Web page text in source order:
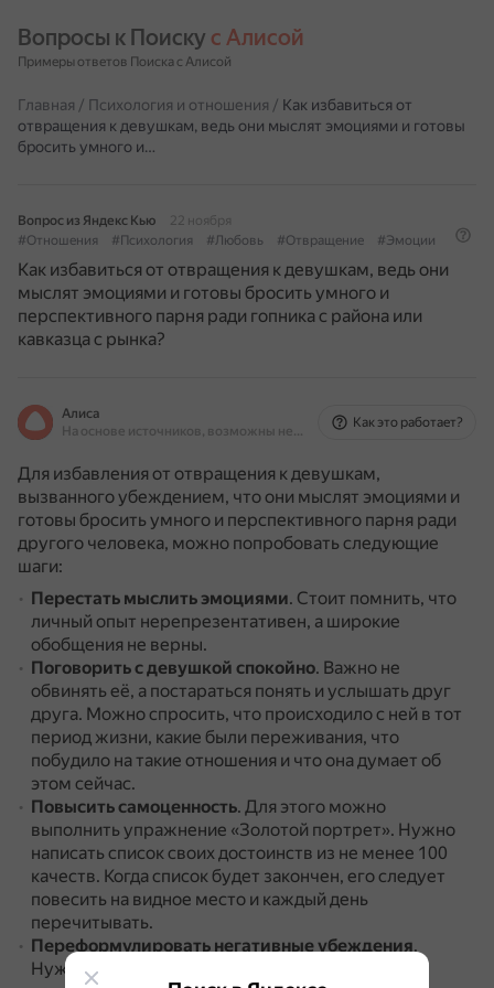
Вопросы к Поиску с Алисой
Примеры ответов Поиска с Алисой
Главная / Психология и отношения / Как избавиться от
отвращения к девушкам, ведь они мыслят эмоциями и готовы
бросить умного и…
Вопрос из Яндекс Кью
22 ноября
#Отношения
#Психология #Любовь #Отвращение #Эмоции
Как избавиться от отвращения к девушкам, ведь они
мыслят эмоциями и готовы бросить умного и
перспективного парня ради гопника с района или
кавказца с рынка?
Алиса
На основе источников, возможны неточности
Как это работает?
Для избавления от отвращения к девушкам,
вызванного убеждением, что они мыслят эмоциями и
готовы бросить умного и перспективного парня ради
другого человека, можно попробовать следующие
шаги:
Перестать мыслить эмоциями. Стоит помнить, что
личный опыт нерепрезентативен, а широкие
обобщения не верны.
Поговорить с девушкой спокойно. Важно не
обвинять её, а постараться понять и услышать друг
друга. Можно спросить, что происходило с ней в тот
период жизни, какие были переживания, что
побудило на такие отношения и что она думает об
этом сейчас.
Повысить самоценность. Для этого можно
выполнить упражнение «Золотой портрет». Нужно
написать список своих достоинств из не менее 100
качеств. Когда список будет закончен, его следует
повесить на видное место и каждый день
перечитывать.
Переформулировать негативные убеждения.
Нужно написать все негативные убеждения о